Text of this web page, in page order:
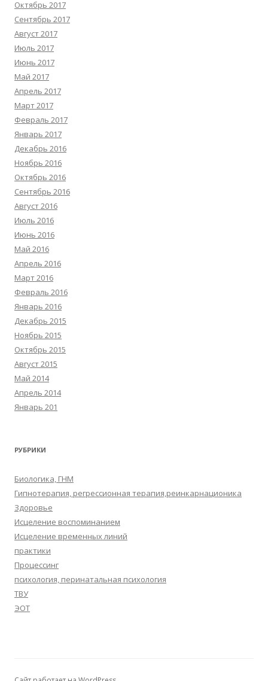
Октябрь 2017
Сентябрь 2017
Август 2017
Июль 2017
Июнь 2017
Май 2017
Апрель 2017
Март 2017
Февраль 2017
Январь 2017
Декабрь 2016
Ноябрь 2016
Октябрь 2016
Сентябрь 2016
Август 2016
Июль 2016
Июнь 2016
Май 2016
Апрель 2016
Март 2016
Февраль 2016
Январь 2016
Декабрь 2015
Ноябрь 2015
Октябрь 2015
Август 2015
Май 2014
Апрель 2014
Январь 201
РУБРИКИ
Биологика, ГНМ
Гипнотерапия, регрессионная терапия,реинкарнационика
Здоровье
Исцеление воспоминанием
Исцеление временных линий
практики
Процессинг
психология, перинатальная психология
ТВУ
ЭОТ